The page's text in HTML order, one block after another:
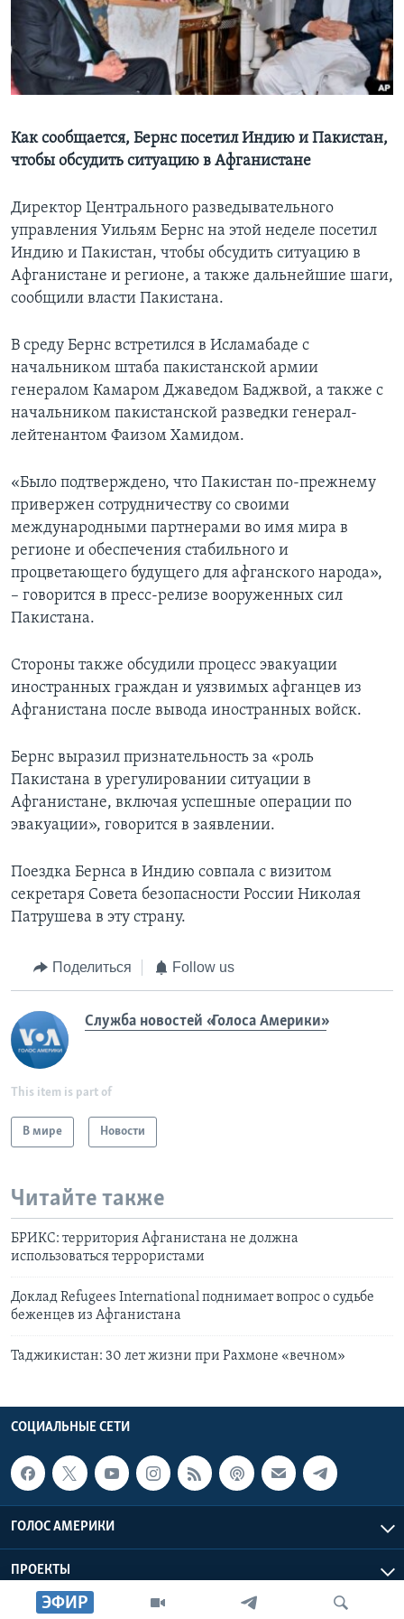
Learning English
СОЦИАЛЬНЫЕ СЕТИ
Языки
ЭФИР
Как сообщается, Бернс посетил Индию и Пакистан,
чтобы обсудить ситуацию в Афганистане
Директор Центрального разведывательного
управления Уильям Бернс на этой неделе посетил
Индию и Пакистан, чтобы обсудить ситуацию в
Афганистане и регионе, а также дальнейшие шаги,
сообщили власти Пакистана.
В среду Бернс встретился в Исламабаде с
начальником штаба пакистанской армии
генералом Камаром Джаведом Баджвой, а также с
начальником пакистанской разведки генерал-
лейтенантом Фаизом Хамидом.
«Было подтверждено, что Пакистан по-прежнему
привержен сотрудничеству со своими
международными партнерами во имя мира в
регионе и обеспечения стабильного и
процветающего будущего для афганского народа»,
– говорится в пресс-релизе вооруженных сил
Пакистана.
Стороны также обсудили процесс эвакуации
иностранных граждан и уязвимых афганцев из
Афганистана после вывода иностранных войск.
Бернс выразил признательность за «роль
Пакистана в урегулировании ситуации в
Афганистане, включая успешные операции по
эвакуации», говорится в заявлении.
Поездка Бернса в Индию совпала с визитом
секретаря Совета безопасности России Николая
Патрушева в эту страну.
Поделиться Follow us
Служба новостей «Голоса Америки»
This item is part of
В мире Новости
Читайте также
БРИКС: территория Афганистана не должна
использоваться террористами
Доклад Refugees International поднимает вопрос о судьбе
беженцев из Афганистана
Таджикистан: 30 лет жизни при Рахмоне «вечном»
СОЦИАЛЬНЫЕ СЕТИ
ГОЛОС АМЕРИКИ
ПРОЕКТЫ